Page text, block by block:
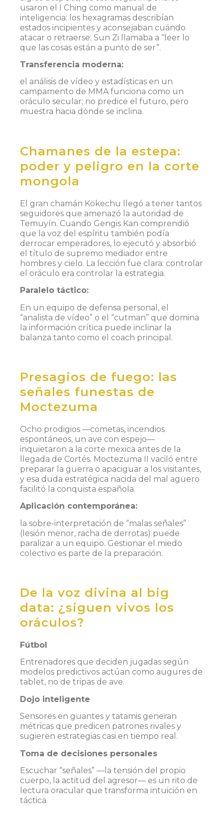
usaron el I Ching como manual de
inteligencia: los hexagramas describían
estados incipientes y aconsejaban cuándo
atacar o retraerse; Sun Zi llamaba a “leer lo
que las cosas están a punto de ser”.
Transferencia moderna:
el análisis de vídeo y estadísticas en un
campamento de MMA funciona como un
oráculo secular; no predice el futuro, pero
muestra hacia dónde se inclina.
Chamanes de la estepa:
poder y peligro en la corte
mongola
El gran chamán Kökechu llegó a tener tantos
seguidores que amenazó la autoridad de
Temuyín. Cuando Gengis Kan comprendió
que la voz del espíritu también podía
derrocar emperadores, lo ejecutó y absorbió
el título de supremo mediador entre
hombres y cielo. La lección fue clara: controlar
el oráculo era controlar la estrategia.
Paralelo táctico:
En un equipo de defensa personal, el
“analista de vídeo” o el “cutman” que domina
la información crítica puede inclinar la
balanza tanto como el coach principal.
Presagios de fuego: las
señales funestas de
Moctezuma
Ocho prodigios —cometas, incendios
espontáneos, un ave con espejo—
inquietaron a la corte mexica antes de la
llegada de Cortés. Moctezuma II vaciló entre
preparar la guerra o apaciguar a los visitantes,
y esa duda estratégica nacida del mal agüero
facilitó la conquista española.
Aplicación contemporánea:
la sobre-interpretación de “malas señales”
(lesión menor, racha de derrotas) puede
paralizar a un equipo. Gestionar el miedo
colectivo es parte de la preparación.
De la voz divina al big
data: ¿siguen vivos los
oráculos?
Fútbol
Entrenadores que deciden jugadas según
modelos predictivos actúan como augures de
tablet, no de tripas de ave.
Dojo inteligente
Sensores en guantes y tatamis generan
métricas que predicen patrones rivales y
sugieren estrategias casi en tiempo real.
Toma de decisiones personales
Escuchar “señales” —la tensión del propio
cuerpo, la actitud del agresor— es un rito de
lectura oracular que transforma intuición en
táctica.